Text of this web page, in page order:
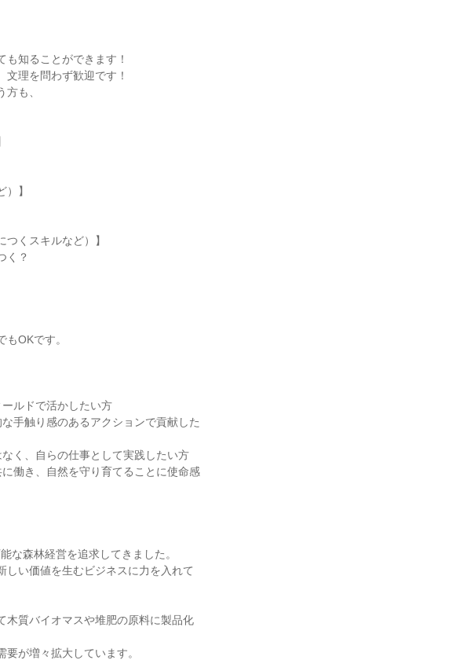
知ることができます！
理を問わず歓迎です！
も、
】
くスキルなど）】
く？
OKです。
ルドで活かしたい方
手触り感のあるアクションで貢献した
く、自らの仕事として実践したい方
働き、自然を守り育てることに使命感
な森林経営を追求してきました。
い価値を生むビジネスに力を入れて
木質バイオマスや堆肥の原料に製品化
が増々拡大しています。